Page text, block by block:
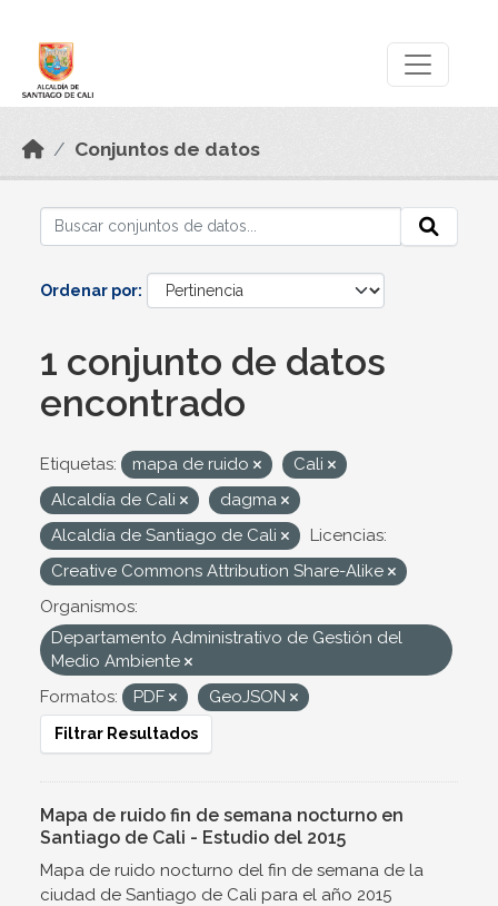
Conjuntos de datos
Ordenar por
1 conjunto de datos
encontrado
Etiquetas: mapa de ruido
Cali
Alcaldía de Cali
dagma
Alcaldía de Santiago de Cali
Licencias:
Creative Commons Attribution Share-Alike
Organismos:
Departamento Administrativo de Gestión del
Medio Ambiente
Formatos:
PDF GeoJSON
Filtrar Resultados
Mapa de ruido fin de semana nocturno en
Santiago de Cali - Estudio del 2015
Mapa de ruido nocturno del fin de semana de la
ciudad de Santiago de Cali para el año 2015